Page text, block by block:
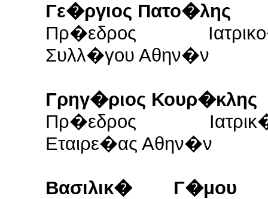
Γε�ργιος Πατο�λης
Πρ�εδρος
Συλλ�γου Αθην�ν
Γρηγ�ριος Κουρ�κλης
Πρ�εδρος
Εταιρε�ας Αθην�ν
Βασιλικ�